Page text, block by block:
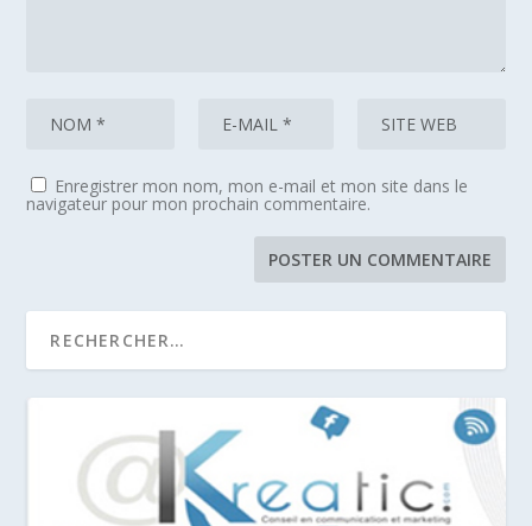
Enregistrer mon nom, mon e-mail et mon site dans le
navigateur pour mon prochain commentaire.